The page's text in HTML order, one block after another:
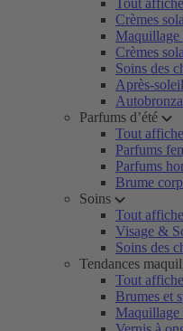
Tout
Crèmes
Maquillage
Crèmes
Soins des
Après-
Parfums d’été
Tout
Parfums
Parfums
Brume
Soins
Tout
Visage &
Soins des
Tendances
Tout
Brumes et